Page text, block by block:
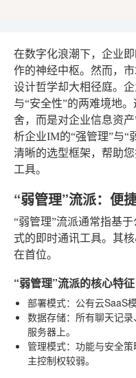
在数字化浪潮下，企业
作的神经中枢。然而，
设计哲学却大相径庭。
与“安全性”的两难境地
舍，而是对企业信息资
析企业IM的“强管理”与“
清晰的选型框架，帮助
工具。
“弱管理”流派：便
“弱管理”流派通常指基
式的即时通讯工具。其
在首位。
“弱管理”流派的核心特征
部署模式：公有云SaaS
数据存储：所有聊天记
服务器上。
管理模式：功能与安全
主控制权较弱。